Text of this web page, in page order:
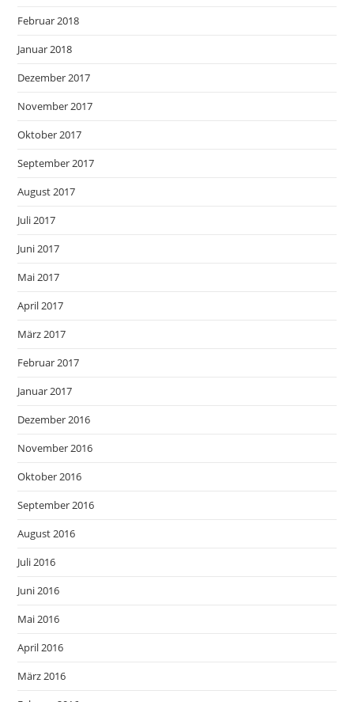
Februar 2018
Januar 2018
Dezember 2017
November 2017
Oktober 2017
September 2017
August 2017
Juli 2017
Juni 2017
Mai 2017
April 2017
März 2017
Februar 2017
Januar 2017
Dezember 2016
November 2016
Oktober 2016
September 2016
August 2016
Juli 2016
Juni 2016
Mai 2016
April 2016
März 2016